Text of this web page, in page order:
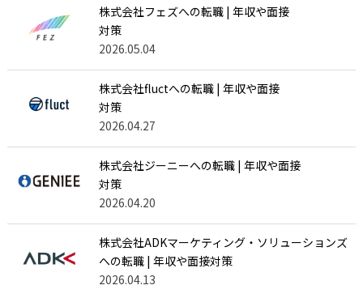
株式会社フェズへの転職 | 年収や面接
対策
2026.05.04
株式会社fluctへの転職 | 年収や面接
対策
2026.04.27
株式会社ジーニーへの転職 | 年収や面接
対策
2026.04.20
株式会社ADKマーケティング・ソリューションズ
への転職 | 年収や面接対策
2026.04.13